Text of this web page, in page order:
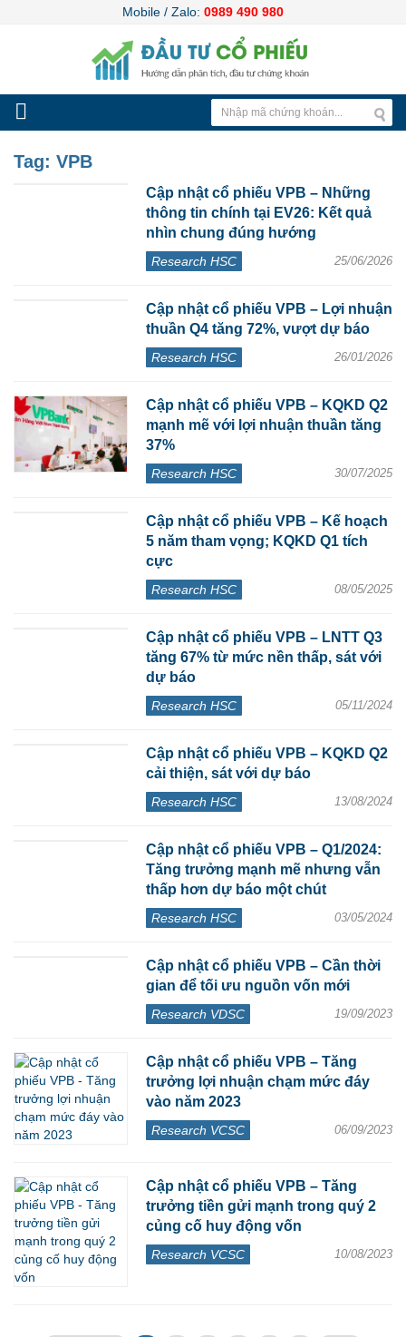
Mobile / Zalo: 0989 490 980
Tag: VPB
Cập nhật cổ phiếu VPB – Những
thông tin chính tại EV26: Kết quả
nhìn chung đúng hướng
Research HSC 25/06/2026
Cập nhật cổ phiếu VPB – Lợi nhuận
thuần Q4 tăng 72%, vượt dự báo
Research HSC 26/01/2026
Cập nhật cổ phiếu VPB – KQKD Q2
mạnh mẽ với lợi nhuận thuần tăng
37%
Research HSC 30/07/2025
Cập nhật cổ phiếu VPB – Kế hoạch
5 năm tham vọng; KQKD Q1 tích
cực
Research HSC 08/05/2025
Cập nhật cổ phiếu VPB – LNTT Q3
tăng 67% từ mức nền thấp, sát với
dự báo
Research HSC 05/11/2024
Cập nhật cổ phiếu VPB – KQKD Q2
cải thiện, sát với dự báo
Research HSC 13/08/2024
Cập nhật cổ phiếu VPB – Q1/2024:
Tăng trưởng mạnh mẽ nhưng vẫn
thấp hơn dự báo một chút
Research HSC 03/05/2024
Cập nhật cổ phiếu VPB – Cần thời
gian để tối ưu nguồn vốn mới
Research VDSC 19/09/2023
Cập nhật cổ phiếu VPB – Tăng
trưởng lợi nhuận chạm mức đáy
vào năm 2023
Research VCSC 06/09/2023
Cập nhật cổ phiếu VPB – Tăng
trưởng tiền gửi mạnh trong quý 2
củng cố huy động vốn
Research VCSC 10/08/2023